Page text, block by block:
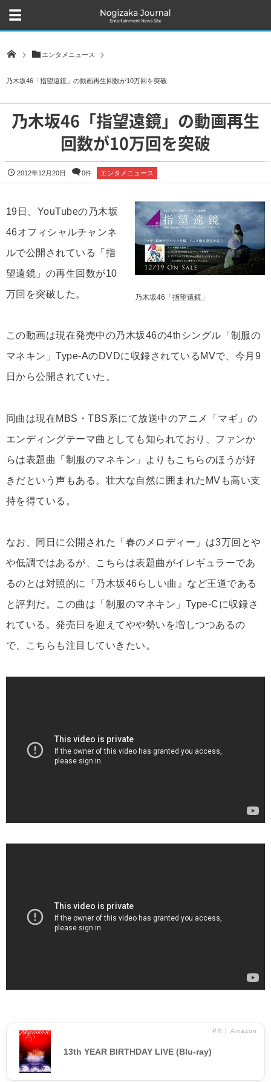
エンタメニュース
乃木坂46「指望遠鏡」の動画再生回数が10万回を突破
乃木坂46「指望遠鏡」の動画再生
回数が10万回を突破
2012年12月20日 0件 エンタメニュース
乃木坂46「指望遠鏡」
19日、YouTubeの乃木坂
46オフィシャルチャンネ
ルで公開されている「指
望遠鏡」の再生回数が10
万回を突破した。
この動画は現在発売中の乃木坂46の4thシングル「制服の
マネキン」Type-AのDVDに収録されているMVで、今月9
日から公開されていた。
同曲は現在MBS・TBS系にて放送中のアニメ「マギ」の
エンディングテーマ曲としても知られており、ファンか
らは表題曲「制服のマネキン」よりもこちらのほうが好
きだという声もある。壮大な自然に囲まれたMVも高い支
持を得ている。
なお、同日に公開された「春のメロディー」は3万回とや
や低調ではあるが、こちらは表題曲がイレギュラーであ
るのとは対照的に『乃木坂46らしい曲』など王道である
と評判だ。この曲は「制服のマネキン」Type-Cに収録さ
れている。発売日を迎えてやや勢いを増しつつあるの
で、こちらも注目していきたい。
PR │ Amazon
13th YEAR BIRTHDAY LIVE (Blu-ray)